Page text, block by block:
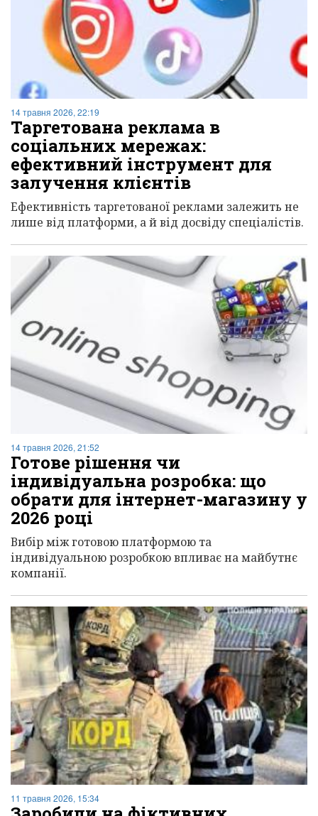
14 травня 2026, 22:19
Таргетована реклама в
соціальних мережах:
ефективний інструмент для
залучення клієнтів
Ефективність таргетованої реклами залежить не
лише від платформи, а й від досвіду спеціалістів.
14 травня 2026, 21:52
Готове рішення чи
індивідуальна розробка: що
обрати для інтернет-магазину у
2026 році
Вибір між готовою платформою та
індивідуальною розробкою впливає на майбутнє
компанії.
11 травня 2026, 15:34